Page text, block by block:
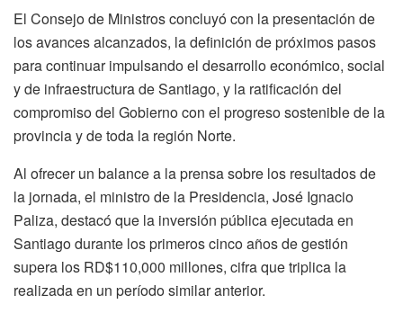
El Consejo de Ministros concluyó con la presentación de
los avances alcanzados, la definición de próximos pasos
para continuar impulsando el desarrollo económico, social
y de infraestructura de Santiago, y la ratificación del
compromiso del Gobierno con el progreso sostenible de la
provincia y de toda la región Norte.
Al ofrecer un balance a la prensa sobre los resultados de
la jornada, el ministro de la Presidencia, José Ignacio
Paliza, destacó que la inversión pública ejecutada en
Santiago durante los primeros cinco años de gestión
supera los RD$110,000 millones, cifra que triplica la
realizada en un período similar anterior.